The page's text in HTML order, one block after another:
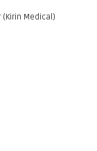
(Kirin Medical)